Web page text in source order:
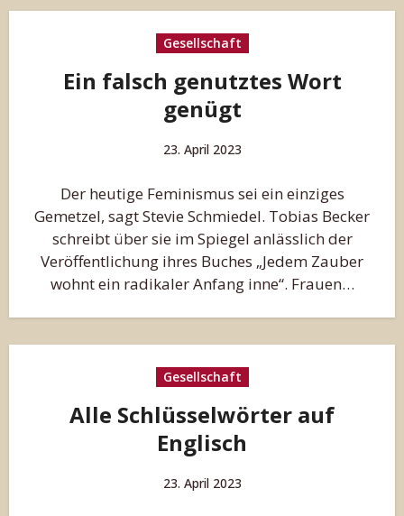
Gesellschaft
Ein falsch genutztes Wort
genügt
23. April 2023
Der heutige Feminismus sei ein einziges
Gemetzel, sagt Stevie Schmiedel. Tobias Becker
schreibt über sie im Spiegel anlässlich der
Veröffentlichung ihres Buches „Jedem Zauber
wohnt ein radikaler Anfang inne“. Frauen…
Gesellschaft
Alle Schlüsselwörter auf
Englisch
23. April 2023